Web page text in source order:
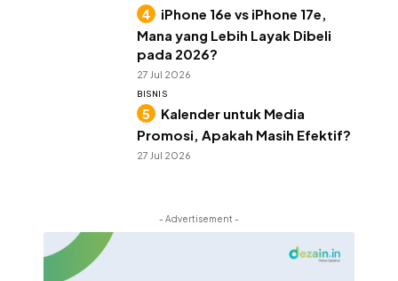
iPhone 16e vs iPhone 17e,
Mana yang Lebih Layak Dibeli
pada 2026?
27 Jul 2026
BISNIS
Kalender untuk Media
Promosi, Apakah Masih Efektif?
27 Jul 2026
- Advertisement -